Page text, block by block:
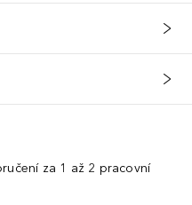
za 1 až 2 pracovní